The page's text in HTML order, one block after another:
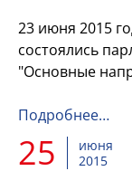
23 июня 2015
состоялись
"Основные
реальность и
Подробнее…
25
июня
2015